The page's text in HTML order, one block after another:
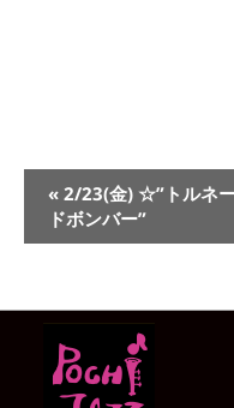
イ
ベ
ン
ビ
ゲ
ー
« 2/23(金) ☆”トルネ
ドボンバー”